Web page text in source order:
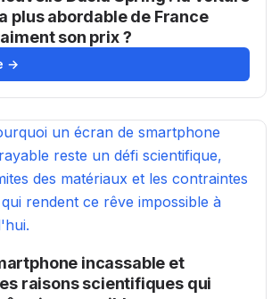
plus abordable de France
son prix ?
→
incassable et
raisons scientifiques qui